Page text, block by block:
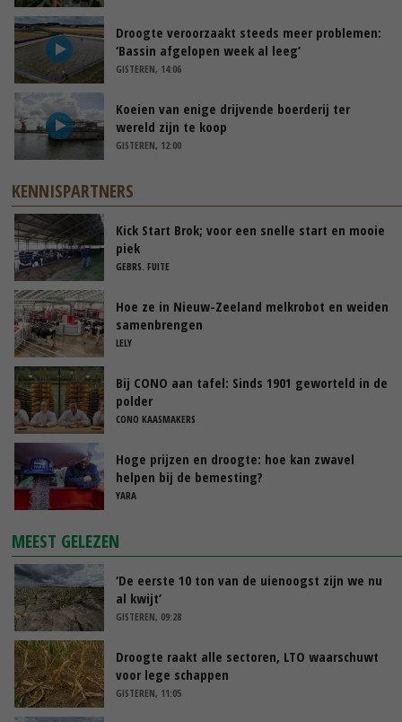
Droogte veroorzaakt steeds meer problemen:
‘Bassin afgelopen week al leeg’
GISTEREN, 14:06
Koeien van enige drijvende boerderij ter
wereld zijn te koop
GISTEREN, 12:00
KENNISPARTNERS
Kick Start Brok; voor een snelle start en mooie
piek
GEBRS. FUITE
Hoe ze in Nieuw-Zeeland melkrobot en weiden
samenbrengen
LELY
Bij CONO aan tafel: Sinds 1901 geworteld in de
polder
CONO KAASMAKERS
Hoge prijzen en droogte: hoe kan zwavel
helpen bij de bemesting?
YARA
MEEST GELEZEN
‘De eerste 10 ton van de uienoogst zijn we nu
al kwijt’
GISTEREN, 09:28
Droogte raakt alle sectoren, LTO waarschuwt
voor lege schappen
GISTEREN, 11:05